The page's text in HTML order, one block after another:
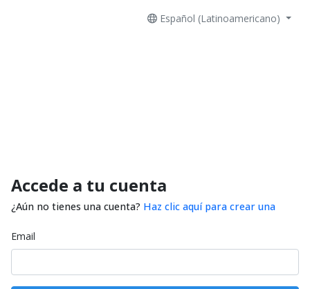
Español (Latinoamericano)
Accede a tu cuenta
¿Aún no tienes una cuenta? Haz clic aquí para crear una
Email